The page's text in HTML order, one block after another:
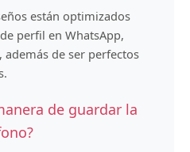
están optimizados
perfil en WhatsApp,
de ser perfectos
de guardar la